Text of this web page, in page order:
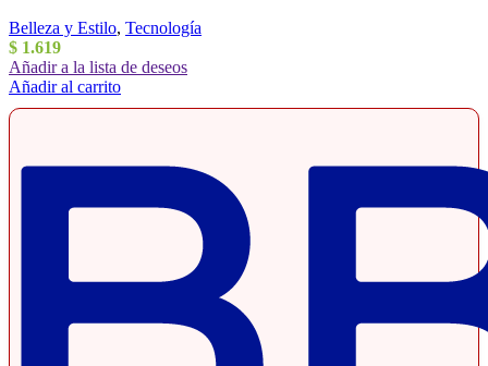
Belleza y Estilo, Tecnología
$ 1.619
Añadir a la lista de deseos
Añadir al carrito